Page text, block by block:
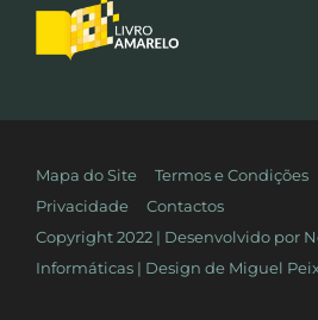
Mapa do Site Termos e Condições
Privacidade
Contactos
Copyright 2022 | Desenvolvido por
Informáticas| Design de Miguel